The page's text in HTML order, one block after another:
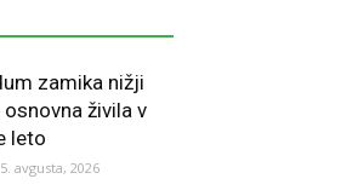
zamika nižji
osnovna živila v
leto
5. avgusta, 2026